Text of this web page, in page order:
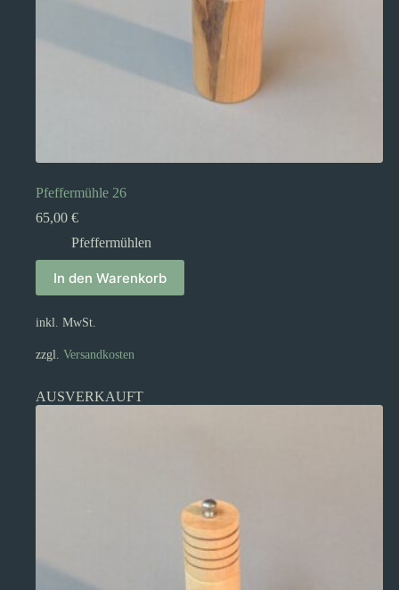
Pfeffermühle 26
65,00 €
Pfeffermühlen
In den Warenkorb
inkl. MwSt.
zzgl. Versandkosten
AUSVERKAUFT